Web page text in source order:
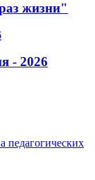
жизни"
- 2026